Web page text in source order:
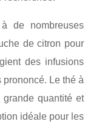
de nombreuses
de citron pour
des infusions
Le thé à
grande quantité et
idéale pour les